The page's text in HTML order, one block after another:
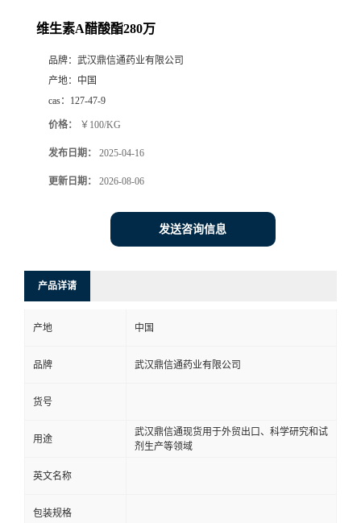
维生素A醋酸酯280万
品牌： 武汉鼎信通药业有限公司
产地： 中国
cas： 127-47-9
价格： ￥100/KG
发布日期： 2025-04-16
更新日期： 2026-08-06
发送咨询信息
产品详请
产地 中国
品牌 武汉鼎信通药业有限公司
货号
用途
武汉鼎信通现货用于外贸出口、科学研究和试
剂生产等领域
英文名称
包装规格